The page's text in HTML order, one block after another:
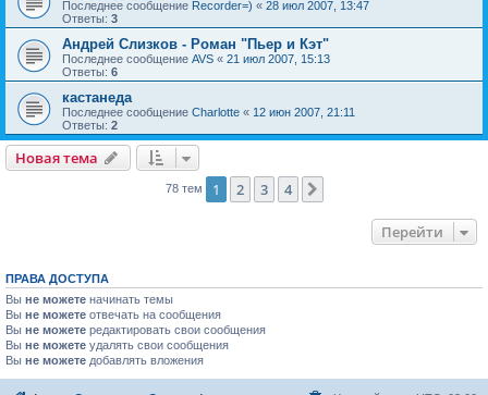
Последнее сообщение Recorder=) « 28 июл 2007, 13:47
Ответы: 3
Андрей Слизков - Роман "Пьер и Кэт"
Последнее сообщение AVS « 21 июл 2007, 15:13
Ответы: 6
кастанеда
Последнее сообщение Charlotte « 12 июн 2007, 21:11
Ответы: 2
Новая тема
78 тем 1 2 3 4
Перейти
ПРАВА ДОСТУПА
Вы не можете начинать темы
Вы не можете отвечать на сообщения
Вы не можете редактировать свои сообщения
Вы не можете удалять свои сообщения
Вы не можете добавлять вложения